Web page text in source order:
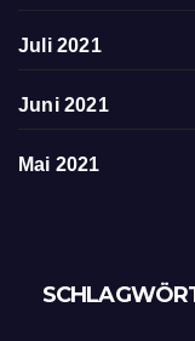
Juli 2021
Juni 2021
Mai 2021